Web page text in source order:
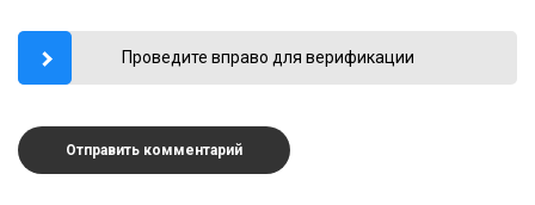
Проведите вправо для верификации